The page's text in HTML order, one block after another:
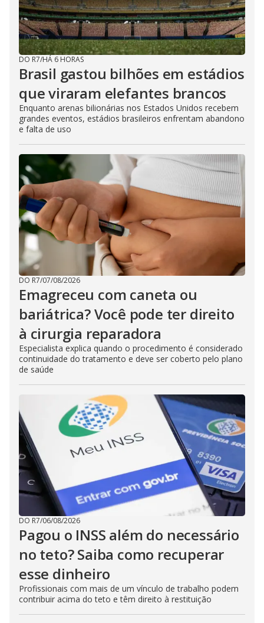
DO R7/HÁ 6 HORAS
Brasil gastou bilhões em estádios
que viraram elefantes brancos
Enquanto arenas bilionárias nos Estados Unidos recebem
grandes eventos, estádios brasileiros enfrentam abandono
e falta de uso
DO R7/07/08/2026
Emagreceu com caneta ou
bariátrica? Você pode ter direito
à cirurgia reparadora
Especialista explica quando o procedimento é considerado
continuidade do tratamento e deve ser coberto pelo plano
de saúde
DO R7/06/08/2026
Pagou o INSS além do necessário
no teto? Saiba como recuperar
esse dinheiro
Profissionais com mais de um vínculo de trabalho podem
contribuir acima do teto e têm direito à restituição